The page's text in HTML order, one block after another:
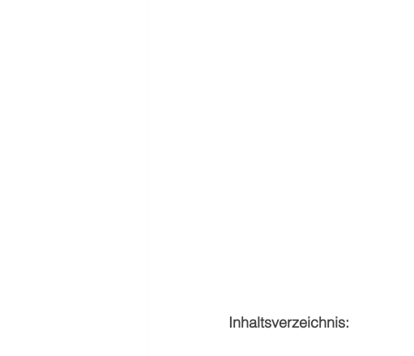
Inhaltsverzeichnis: